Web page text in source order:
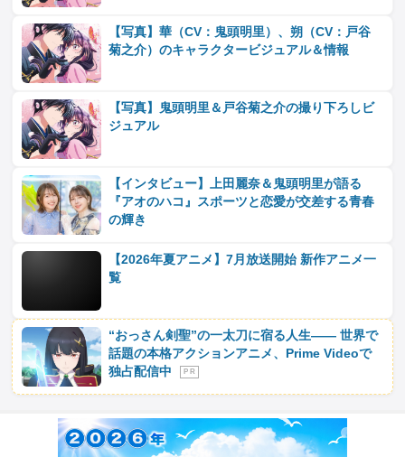
【写真】華（CV：鬼頭明里）、朔（CV：戸谷
菊之介）のキャラクタービジュアル＆情報
【写真】鬼頭明里＆戸谷菊之介の撮り下ろしビ
ジュアル
【インタビュー】上田麗奈＆鬼頭明里が語る
『アオのハコ』スポーツと恋愛が交差する青春
の輝き
【2026年夏アニメ】7月放送開始 新作アニメ一
覧
“おっさん剣聖”の一太刀に宿る人生―― 世界で
話題の本格アクションアニメ、Prime Videoで
独占配信中
P R